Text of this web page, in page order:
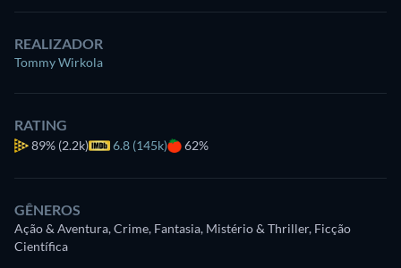
REALIZADOR
Tommy Wirkola
RATING
89% (2.2k) 6.8 (145k) 62%
GÊNEROS
Ação & Aventura, Crime, Fantasia, Mistério & Thriller, Ficção
Científica